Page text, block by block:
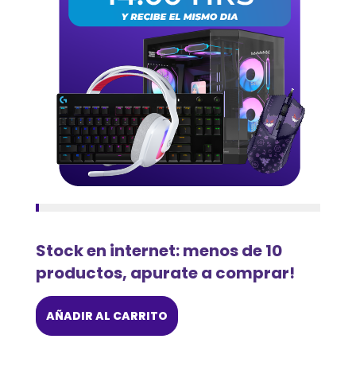
Stock en internet: menos de 10
productos, apurate a comprar!
AÑADIR AL CARRITO